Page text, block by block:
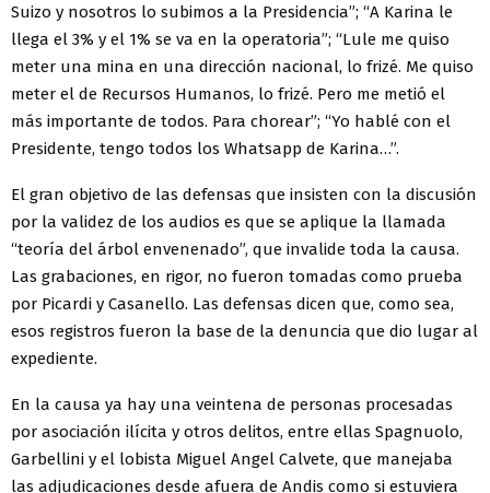
Suizo y nosotros lo subimos a la Presidencia”; “A Karina le
llega el 3% y el 1% se va en la operatoria”; “Lule me quiso
meter una mina en una dirección nacional, lo frizé. Me quiso
meter el de Recursos Humanos, lo frizé. Pero me metió el
más importante de todos. Para chorear”; “Yo hablé con el
Presidente, tengo todos los Whatsapp de Karina…”.
El gran objetivo de las defensas que insisten con la discusión
por la validez de los audios es que se aplique la llamada
“teoría del árbol envenenado”, que invalide toda la causa.
Las grabaciones, en rigor, no fueron tomadas como prueba
por Picardi y Casanello. Las defensas dicen que, como sea,
esos registros fueron la base de la denuncia que dio lugar al
expediente.
En la causa ya hay una veintena de personas procesadas
por asociación ilícita y otros delitos, entre ellas Spagnuolo,
Garbellini y el lobista Miguel Angel Calvete, que manejaba
las adjudicaciones desde afuera de Andis como si estuviera